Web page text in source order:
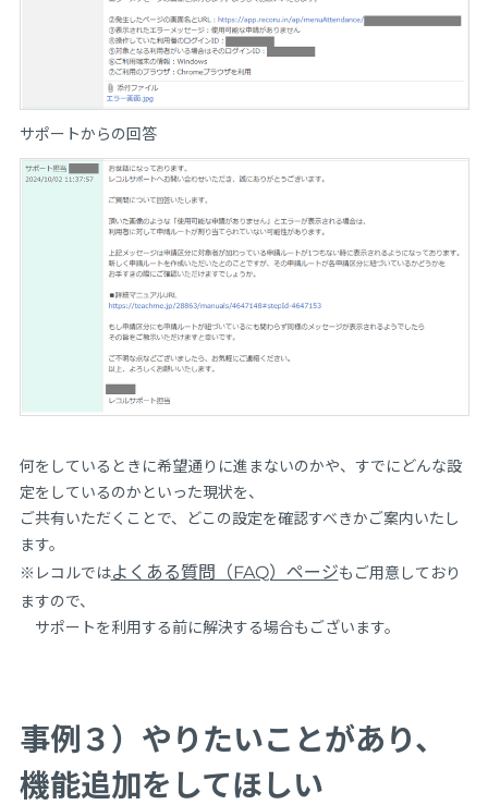
サポートからの回答
何をしているときに希望通りに進まないのかや、すでにどんな設
定をしているのかといった現状を、
ご共有いただくことで、どこの設定を確認すべきかご案内いたし
ます。
※レコルではよくある質問（FAQ）ページもご用意しており
ますので、
サポートを利用する前に解決する場合もございます。
事例３）やりたいことがあり、
機能追加をしてほしい